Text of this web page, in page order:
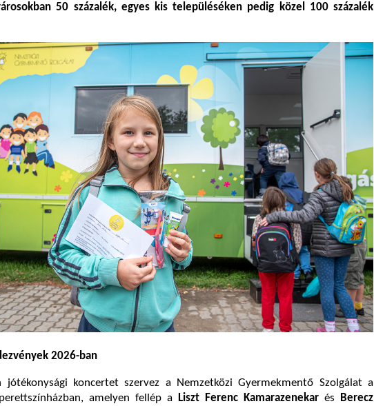
50 százalék, egyes kis településéken pedig közel 100 százalék
2026-ban
jótékonysági koncertet szervez a Nemzetközi Gyermekmentő Szolgálat a
amelyen fellép a
Liszt Ferenc Kamarazenekar és
Berecz